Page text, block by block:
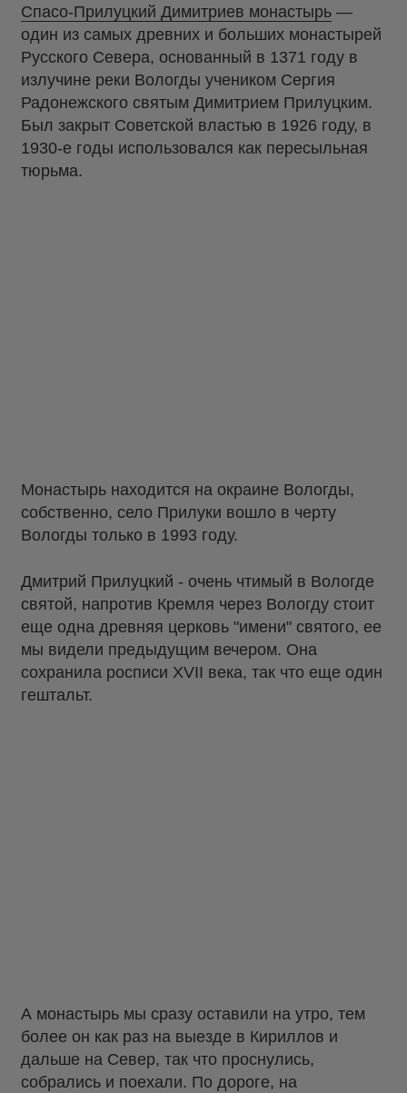
Спасо-Прилуцкий Димитриев монастырь —
один из самых древних и больших монастырей
Русского Севера, основанный в 1371 году в
излучине реки Вологды учеником Сергия
Радонежского святым Димитрием Прилуцким.
Был закрыт Советской властью в 1926 году, в
1930-е годы использовался как пересыльная
тюрьма.
Монастырь находится на окраине Вологды,
собственно, село Прилуки вошло в черту
Вологды только в 1993 году.
Дмитрий Прилуцкий - очень чтимый в Вологде
святой, напротив Кремля через Вологду стоит
еще одна древняя церковь "имени" святого, ее
мы видели предыдущим вечером. Она
сохранила росписи XVII века, так что еще один
гештальт.
А монастырь мы сразу оставили на утро, тем
более он как раз на выезде в Кириллов и
дальше на Север, так что проснулись,
собрались и поехали. По дороге, на